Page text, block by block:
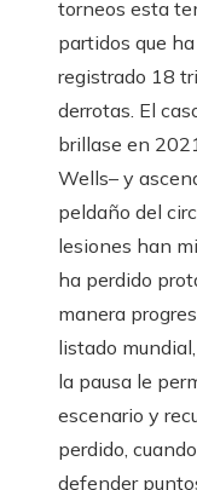
torneos esta
partidos que
registrado 18
derrotas. El
brillase en
Wells– y
peldaño del
lesiones han
ha perdido
manera
listado
la pausa le
escenario y
perdido,
defender